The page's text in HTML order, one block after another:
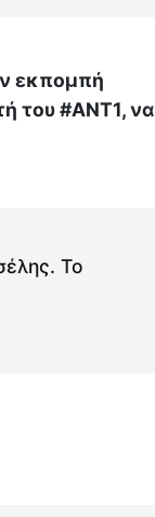
εκπομπή
του #ΑΝΤ1, να
Το